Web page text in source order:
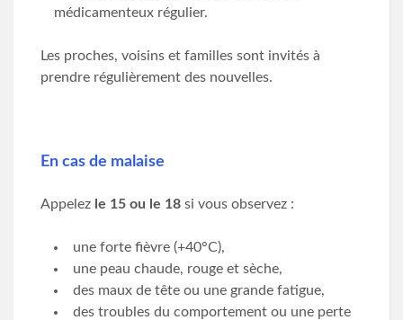
médicamenteux régulier.
Les proches, voisins et familles sont invités à
prendre régulièrement des nouvelles.
En cas de malaise
Appelez le 15 ou le 18 si vous observez :
une forte fièvre (+40°C),
une peau chaude, rouge et sèche,
des maux de tête ou une grande fatigue,
des troubles du comportement ou une perte